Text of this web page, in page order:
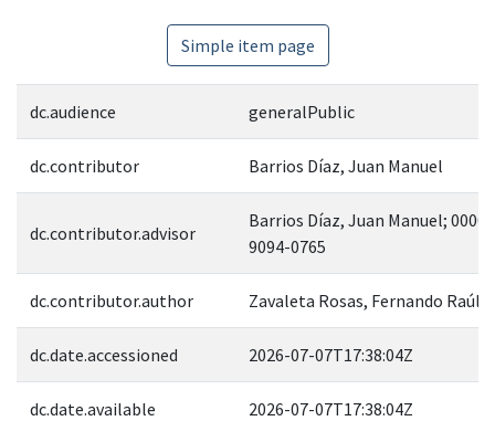
Simple item page
dc.audience generalPublic
dc.contributor Barrios Díaz, Juan Manuel
dc.contributor.advisor
Barrios Díaz, Juan Manuel;
9094-0765
dc.contributor.author Zavaleta Rosas, Fernando Raúl
dc.date.accessioned 2026-07-07T17:38:04Z
dc.date.available 2026-07-07T17:38:04Z